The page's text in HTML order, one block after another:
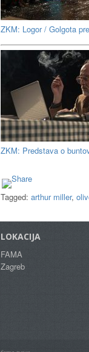
ZKM: Logor / Golgota
ZKM: Predstava o
Tagged: arthur miller,
LOKACIJA
FAMA
Zagreb